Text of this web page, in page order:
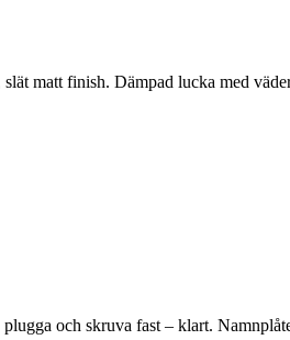
matt finish. Dämpad lucka med
och skruva fast – klart.